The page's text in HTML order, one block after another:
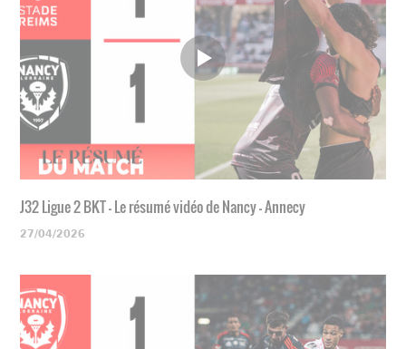
J32 Ligue 2 BKT - Le résumé vidéo de Nancy - Annecy
27/04/2026